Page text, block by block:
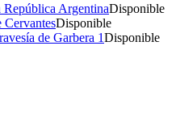
República ArgentinaDisponible
CervantesDisponible
de Garbera 1Disponible